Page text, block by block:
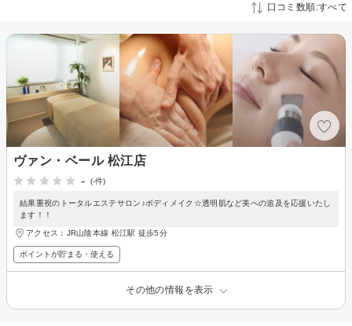
口コミ数順:すべて
ヴァン・ベール 松江店
-
(-件)
結果重視のトータルエステサロン♪ボディメイク☆透明肌など美への追及を応援いたし
ます！！
アクセス：JR山陰本線 松江駅 徒歩5分
ポイントが貯まる・使える
その他の情報を表示